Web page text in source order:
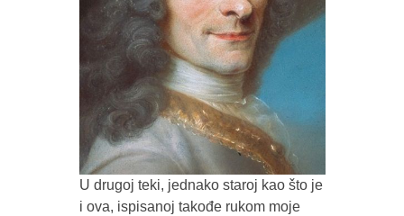
U drugoj teki, jednako staroj kao što je
i ova, ispisanoj takođe rukom moje